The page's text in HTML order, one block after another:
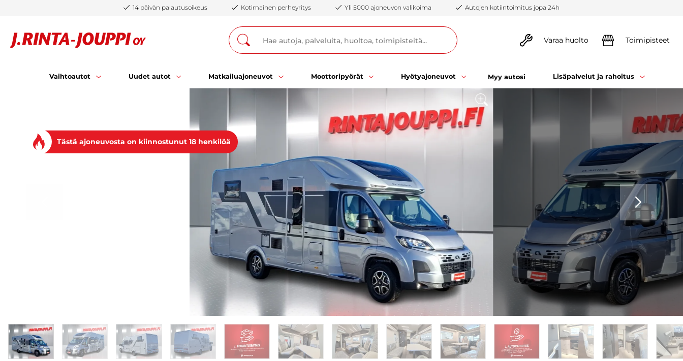
14 päivän palautusoikeus Kotimainen perheyritys Yli 5000 ajoneuvon valikoima Autojen kotiintoimitus jopa 24h
Varaa huolto Toimipisteet
Vaihtoautot Uudet autot Matkailuajoneuvot Moottoripyörät Hyötyajoneuvot Myy autosi Lisäpalvelut ja rahoitus
SEURAAVA
Tästä ajoneuvosta on kiinnostunut 18 henkilöä